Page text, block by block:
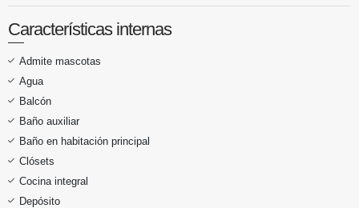
Características internas
Admite mascotas
Agua
Balcón
Baño auxiliar
Baño en habitación principal
Clósets
Cocina integral
Depósito